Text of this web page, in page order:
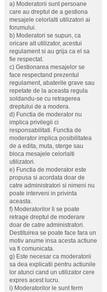
a) Moderatorii sunt persoane
care au dreptul de a gestiona
mesajele celorlalti utilizatori ai
forumului.
b) Moderatori se supun, ca
oricare alt utilizator, acestui
regulament si au grija ca el sa
fie respectat.
c) Gestionarea mesajelor se
face respectand prezentul
regulament, abaterile grave sau
repetate de la aceasta regula
soldandu-se cu retragerea
dreptului de a modera.
d) Functia de moderator nu
implica privilegii ci
responsabilitati. Functia de
moderator implica posibilitatea
de a edita, muta, sterge sau
bloca mesajele celorlalti
utilizatori.
e) Functia de moderator este
propusa si acordata doar de
catre administratori si nimeni nu
poate interveni in privinta
aceasta.
f) Moderatorilor li se poate
retrage dreptul de moderare
doar de catre administratori.
Destituirea se poate face fara un
motiv anume insa acesta actiune
va fi comunicata.
g) Este necesar ca moderatorii
sa dea explicatii pentru actiunile
lor atunci cand un utilizator cere
expres acest lucru.
i) Moderatorilor le sunt ferm